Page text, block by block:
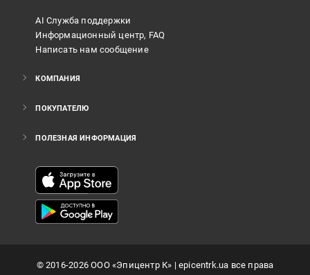
AI Служба поддержки
Информационный центр, FAQ
Написать нам сообщение
КОМПАНИЯ
ПОКУПАТЕЛЮ
ПОЛЕЗНАЯ ИНФОРМАЦИЯ
©2016-2026ООО «Эпицентр К» | epicentrk.ua все права